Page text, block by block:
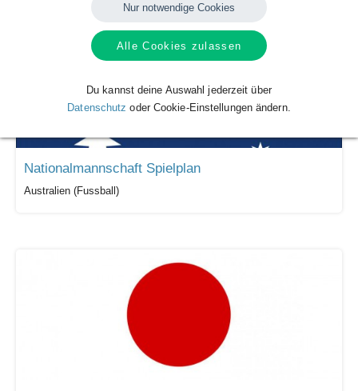
Nationalmannschaft Spielplan
Australien (Fussball)
Nur notwendige Cookies
Alle Cookies zulassen
Du kannst deine Auswahl jederzeit über
Datenschutz oder Cookie-Einstellungen ändern.